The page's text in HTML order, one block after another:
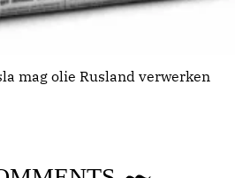
mag olie Rusland verwerken